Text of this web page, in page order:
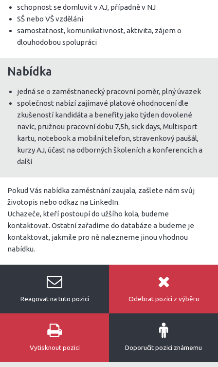
schopnost se domluvit v AJ, případně v NJ
SŠ nebo VŠ vzdělání
samostatnost, komunikativnost, aktivita, zájem o
dlouhodobou spolupráci
Nabídka
jedná se o zaměstnanecký pracovní poměr, plný úvazek
společnost nabízí zajímavé platové ohodnocení dle
zkušeností kandidáta a benefity jako týden dovolené
navíc, pružnou pracovní dobu 7,5h, sick days, Multisport
kartu, notebook a mobilní telefon, stravenkový paušál,
kurzy AJ, účast na odborných školeních a konferencích a
další
Pokud Vás nabídka zaměstnání zaujala, zašlete nám svůj
životopis nebo odkaz na LinkedIn.
Uchazeče, kteří postoupí do užšího kola, budeme
kontaktovat. Ostatní zařadíme do databáze a budeme je
kontaktovat, jakmile pro ně nalezneme jinou vhodnou
nabídku.
Reagovat na tuto pozici Odebrat pozici z výběru
Vytisknout pozici Doporučit pozici známemu